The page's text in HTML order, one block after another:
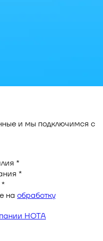
и мы подключимся с
*
*
*
на обработку
НОТА